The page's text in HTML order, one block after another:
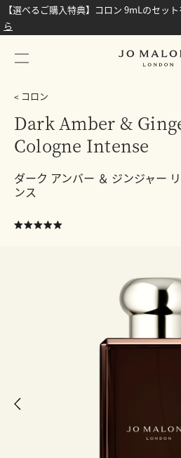
【選べるご購入特典】コロン 9mLのセッ
ら
コロン
Dark Amber &
Cologne Intense
ダーク アンバー ＆ ジンジャー
ンス